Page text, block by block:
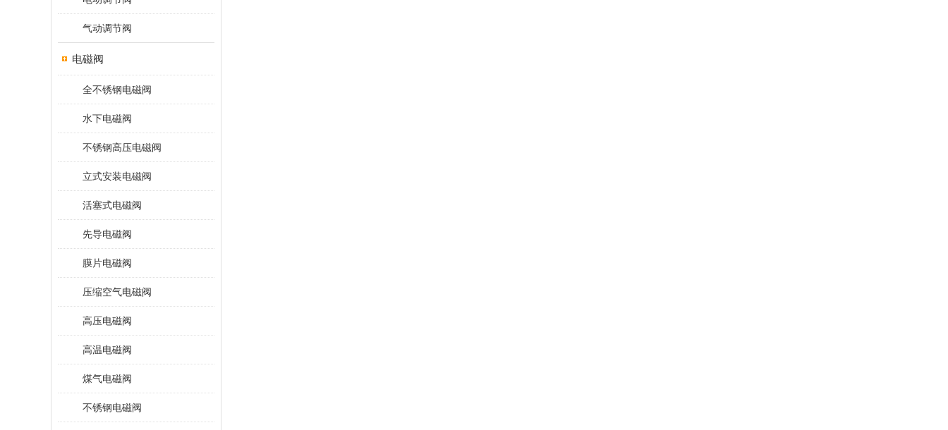
气动调节阀
电磁阀
全不锈钢电磁阀
水下电磁阀
不锈钢高压电磁阀
立式安装电磁阀
活塞式电磁阀
先导电磁阀
膜片电磁阀
压缩空气电磁阀
高压电磁阀
高温电磁阀
煤气电磁阀
不锈钢电磁阀